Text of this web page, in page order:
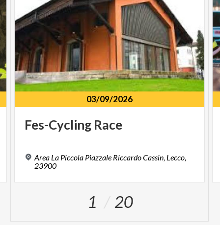
03/09/2026
Fes-Cycling Race
Area La Piccola Piazzale Riccardo Cassin, Lecco,
23900
1 20